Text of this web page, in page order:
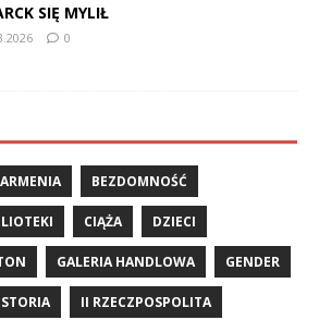
SIĘ MYLIŁ
0
ARMENIA BEZDOMNOŚĆ
CIĄŻA DZIECI
GALERIA HANDLOWA GENDER
II RZECZPOSPOLITA